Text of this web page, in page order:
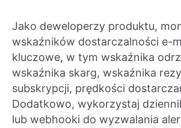
Jako deweloperzy produktu,
wskaźników dostarczalności e-
kluczowe, w tym wskaźnika
wskaźnika skarg, wskaźnika
subskrypcji, prędkości
Dodatkowo, wykorzystaj
lub webhooki do wyzwalania